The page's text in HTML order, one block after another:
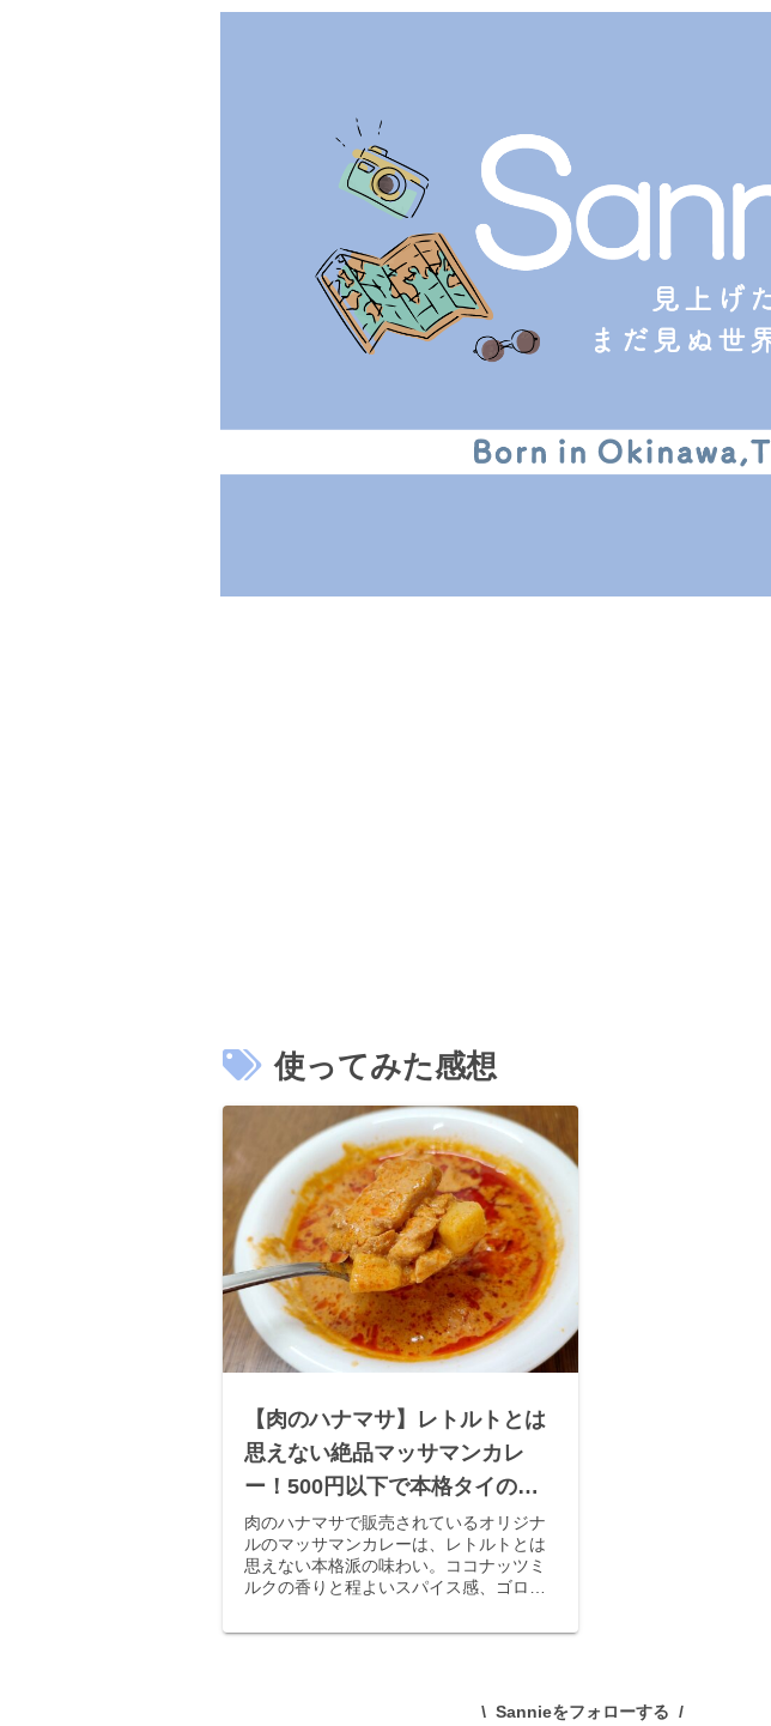
使ってみた感想
【肉のハナマサ】レトルトとは
思えない絶品マッサマンカレ
ー！500円以下で本格タイの味
を堪能
肉のハナマサで販売されているオリジナ
ルのマッサマンカレーは、レトルトとは
思えない本格派の味わい。ココナッツミ
ルクの香りと程よいスパイス感、ゴロゴ
以下という驚きのコスパ。タイ料理好き
Sannieをフォローする